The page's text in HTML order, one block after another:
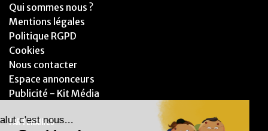
Qui sommes nous ?
Mentions légales
Politique RGPD
Cookies
Nous contacter
Espace annonceurs
Publicité - Kit Média
PARTENAIRES